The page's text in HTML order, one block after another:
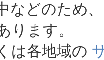
などのため
ります。
は各地域の